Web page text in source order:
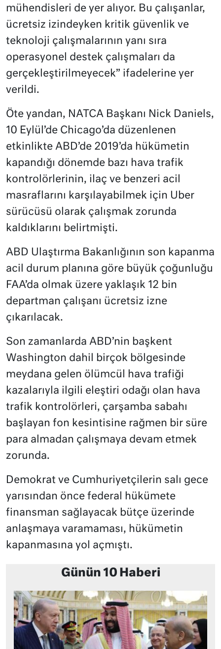
mühendisleri de yer alıyor. Bu çalışanlar,
ücretsiz izindeyken kritik güvenlik ve
teknoloji çalışmalarının yanı sıra
operasyonel destek çalışmaları da
gerçekleştirilmeyecek” ifadelerine yer
verildi.
Öte yandan, NATCA Başkanı Nick Daniels,
10 Eylül’de Chicago’da düzenlenen
etkinlikte ABD’de 2019’da hükümetin
kapandığı dönemde bazı hava trafik
kontrolörlerinin, ilaç ve benzeri acil
masraflarını karşılayabilmek için Uber
sürücüsü olarak çalışmak zorunda
kaldıklarını belirtmişti.
ABD Ulaştırma Bakanlığının son kapanma
acil durum planına göre büyük çoğunluğu
FAA’da olmak üzere yaklaşık 12 bin
departman çalışanı ücretsiz izne
çıkarılacak.
Son zamanlarda ABD’nin başkent
Washington dahil birçok bölgesinde
meydana gelen ölümcül hava trafiği
kazalarıyla ilgili eleştiri odağı olan hava
trafik kontrolörleri, çarşamba sabahı
başlayan fon kesintisine rağmen bir süre
para almadan çalışmaya devam etmek
zorunda.
Demokrat ve Cumhuriyetçilerin salı gece
yarısından önce federal hükümete
finansman sağlayacak bütçe üzerinde
anlaşmaya varamaması, hükümetin
kapanmasına yol açmıştı.
Günün 10 Haberi